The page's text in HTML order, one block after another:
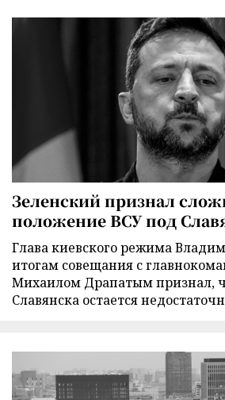
Зеленский признал
положение ВСУ под
Глава киевского режима
итогам совещания с
Михаилом Драпатым признал,
Славянска остается